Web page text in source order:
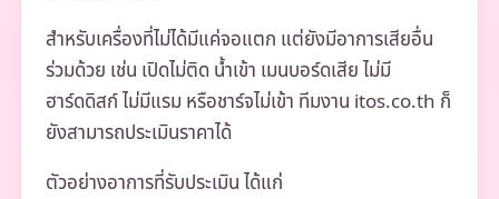
สำหรับเครื่องที่ไม่ได้มีแค่จอแตก แต่ยังมีอาการเสียอื่น
ร่วมด้วย เช่น เปิดไม่ติด น้ำเข้า เมนบอร์ดเสีย ไม่มี
ฮาร์ดดิสก์ ไม่มีแรม หรือชาร์จไม่เข้า ทีมงาน itos.co.th ก็
ยังสามารถประเมินราคาได้
ตัวอย่างอาการที่รับประเมิน ได้แก่